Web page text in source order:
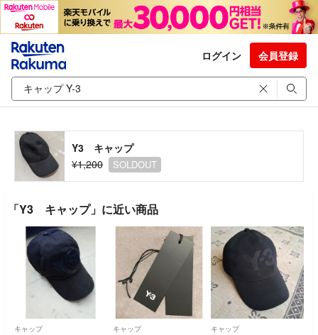
ログイン 会員登録
Y3 キャップ
¥1,200
SOLDOUT
「Y3 キャップ」に近い商品
キャップ キャップ キャップ